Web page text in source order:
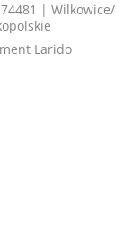
| Wilkowice/
Larido